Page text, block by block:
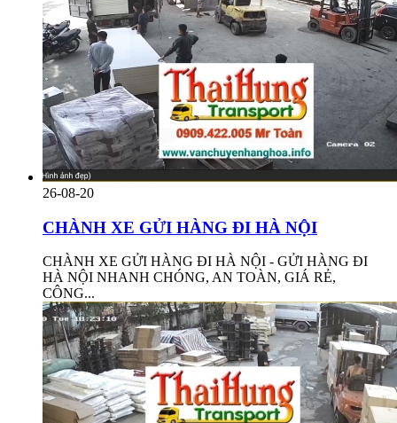
26-08-20
CHÀNH XE GỬI HÀNG ĐI HÀ NỘI
CHÀNH XE GỬI HÀNG ĐI HÀ NỘI - GỬI HÀNG ĐI
HÀ NỘI NHANH CHÓNG, AN TOÀN, GIÁ RẺ,
CÔNG...